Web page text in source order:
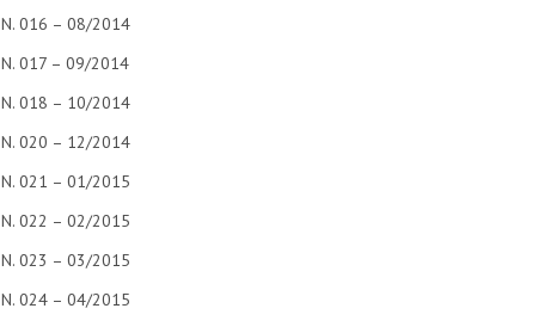
N. 016 – 08/2014
N. 017 – 09/2014
N. 018 – 10/2014
N. 020 – 12/2014
N. 021 – 01/2015
N. 022 – 02/2015
N. 023 – 03/2015
N. 024 – 04/2015